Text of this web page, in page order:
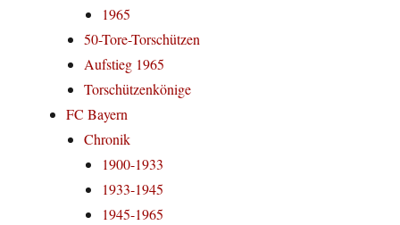
1965
50-Tore-Torschützen
Aufstieg 1965
Torschützenkönige
FC Bayern
Chronik
1900-1933
1933-1945
1945-1965